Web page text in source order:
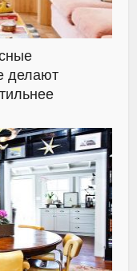
делают